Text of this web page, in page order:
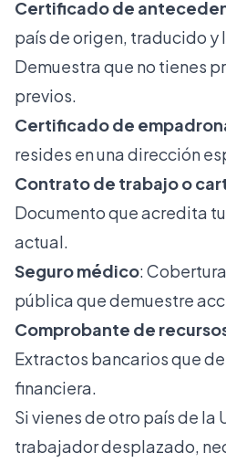
Certificado de
país de origen, traducido y
Demuestra que no tienes
previos.
Certificado de
resides en una dirección
Contrato de trabajo o
Documento que acredita
actual.
Seguro médico:
pública que demuestre
Comprobante de
Extractos bancarios que
financiera.
Si vienes de otro país de la
trabajador desplazado,